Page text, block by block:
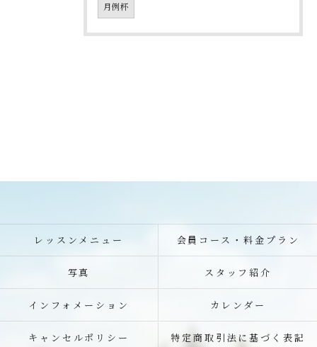
月例杯
レッスンメニュー 会員コース・料金プラン
写真 スタッフ紹介
インフォメーション カレンダー
キャンセルポリシー 特定商取引法に基づく表記